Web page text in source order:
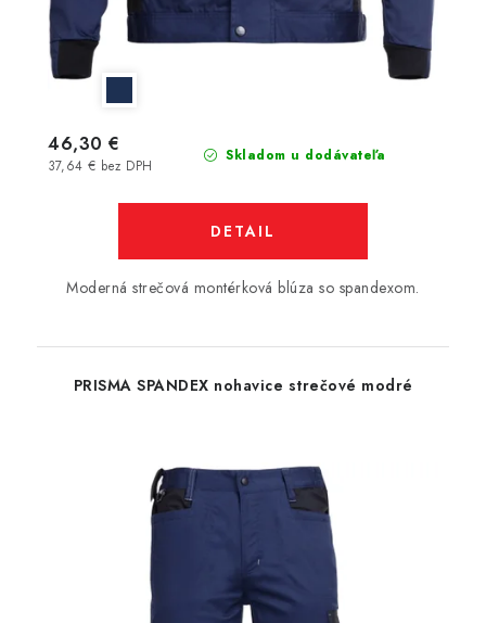
Skladom u dodávateľa
37,64 € bez DPH
46,30 €
DETAIL
Moderná strečová montérková blúza so spandexom.
PRISMA SPANDEX nohavice strečové modré